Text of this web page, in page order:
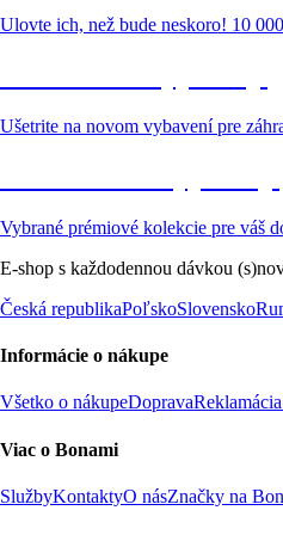
Ulovte ich, než bude neskoro! 10
Ušetrite na novom vybavení pre
Vybrané prémiové kolekcie pre váš
E-shop s každodennou dávkou
Česká republikaPoľskoSlovensko
Informácie o nákupe
Všetko o nákupeDoprava
Viac o Bonami
SlužbyKontaktyO násZnačky na